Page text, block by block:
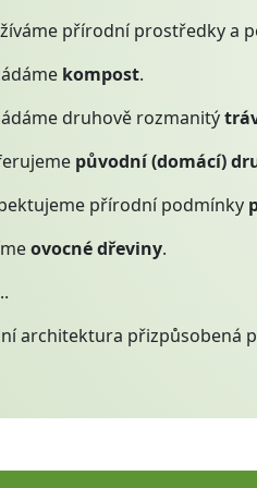
přírodní prostředky a
kompost.
druhově rozmanitý
původní (domácí)
přírodní podmínky
ovocné dřeviny.
architektura přizpůsobená